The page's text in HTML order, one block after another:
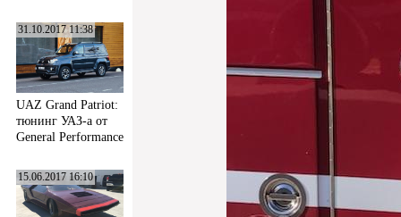
31.10.2017 11:38
UAZ Grand Patriot:
тюнинг УАЗ-а от
General Performance
15.06.2017 16:10